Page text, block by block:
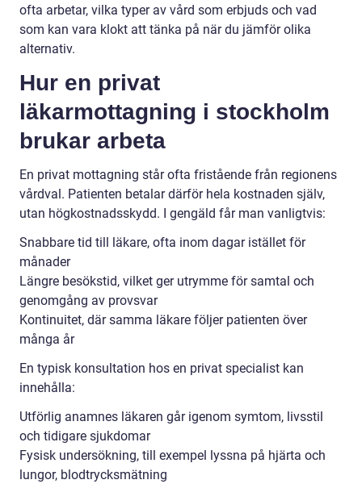
ofta arbetar, vilka typer av vård som erbjuds och vad
som kan vara klokt att tänka på när du jämför olika
alternativ.
Hur en privat
läkarmottagning i stockholm
brukar arbeta
En privat mottagning står ofta fristående från regionens
vårdval. Patienten betalar därför hela kostnaden själv,
utan högkostnadsskydd. I gengäld får man vanligtvis:
Snabbare tid till läkare, ofta inom dagar istället för
månader
Längre besökstid, vilket ger utrymme för samtal och
genomgång av provsvar
Kontinuitet, där samma läkare följer patienten över
många år
En typisk konsultation hos en privat specialist kan
innehålla:
Utförlig anamnes läkaren går igenom symtom, livsstil
och tidigare sjukdomar
Fysisk undersökning, till exempel lyssna på hjärta och
lungor, blodtrycksmätning